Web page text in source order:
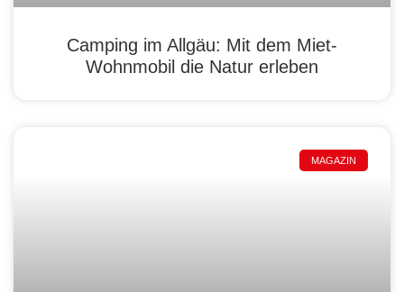
Camping im Allgäu: Mit dem Miet-
Wohnmobil die Natur erleben
MAGAZIN